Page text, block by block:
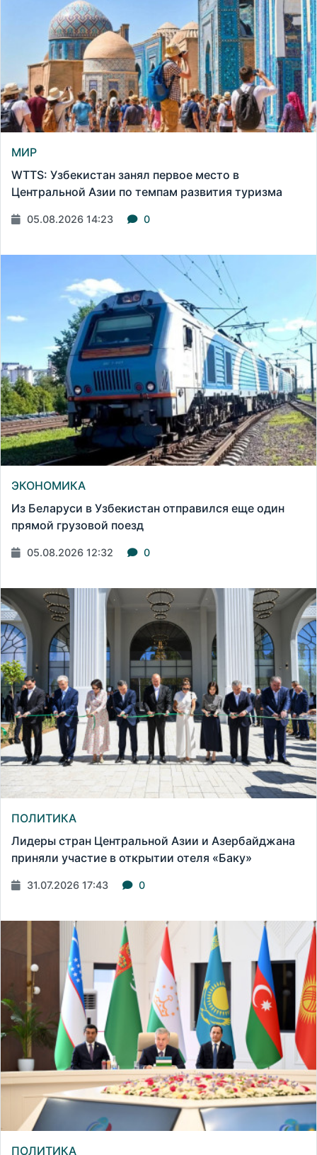
МИР
WTTS: Узбекистан занял первое место в
Центральной Азии по темпам развития туризма
05.08.2026 14:23 0
ЭКОНОМИКА
Из Беларуси в Узбекистан отправился еще один
прямой грузовой поезд
05.08.2026 12:32 0
ПОЛИТИКА
Лидеры стран Центральной Азии и Азербайджана
приняли участие в открытии отеля «Баку»
31.07.2026 17:43 0
ПОЛИТИКА